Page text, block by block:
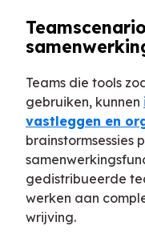
Teams die tools
gebruiken, kunnen
vastleggen en
brainstormsessies
gedistribueerde
werken aan
wrijving.